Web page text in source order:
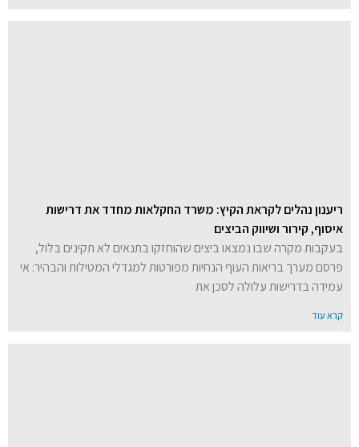
ריענון נהלים לקראת הקיץ: משרד החקלאות מחדד את דרישות
איסוף, קירור ושיווק הביצים
בעקבות מקרה שבו נמצאו ביצים שהוחזקו בתנאים לא תקינים בלול,
פרסם מערך בריאות העוף הנחיות מפורטות למגדלי המטילות והבהיר: אי
עמידה בדרישות עלולה לסכן את
קרא עוד